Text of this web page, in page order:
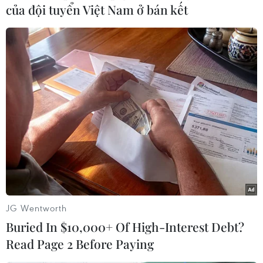
#Tổng thống Mỹ
#Donald Trump
#Lệnh trừng phạt bổ sung
#Bắn hạ máy bay
#Mỹ-Iran
Iran Mỹ
Theo dõi VietnamPlus
của đội tuyển Việt Nam ở bán kết
JG Wentworth
Buried In $10,000+ Of High-Interest Debt?
Read Page 2 Before Paying